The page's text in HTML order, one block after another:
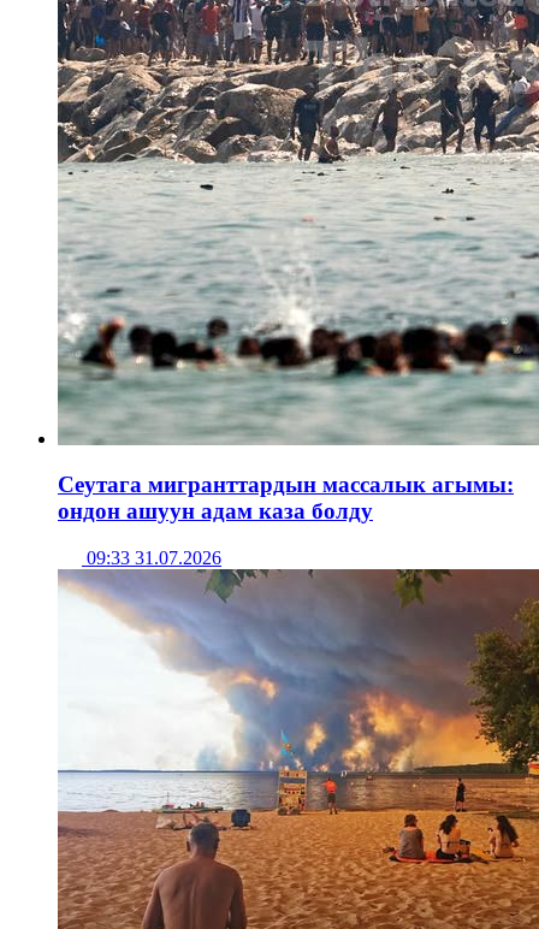
Сеутага мигранттардын массалык агымы:
ондон ашуун адам каза болду
09:33 31.07.2026